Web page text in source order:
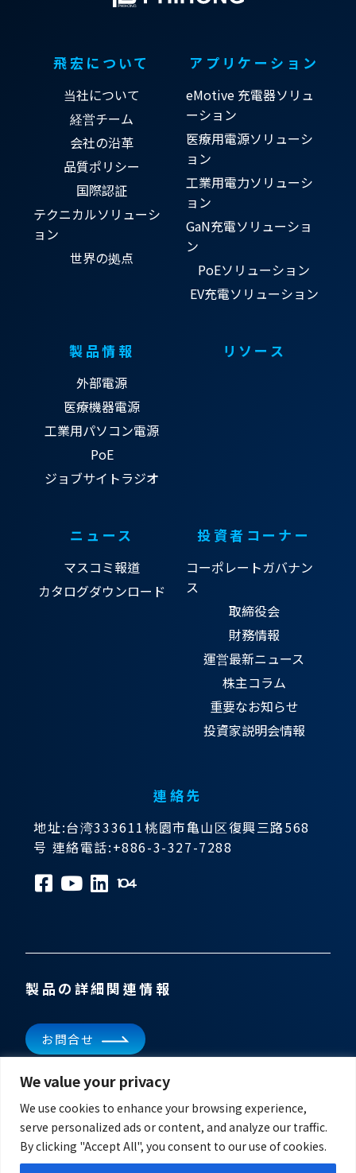
We value your privacy
We use cookies to enhance your browsing experience,
serve personalized ads or content, and analyze our traffic.
By clicking "Accept All", you consent to our use of cookies.
飛宏について
当社について
経営チーム
会社の沿革
品質ポリシー
国際認証
テクニカルソリューシ
ョン
世界の拠点
アプリケーション
eMotive 充電器ソリュ
ーション
医療用電源ソリューシ
ョン
工業用電力ソリューシ
ョン
GaN充電ソリューショ
ン
PoEソリューション
EV充電ソリューション
製品情報
外部電源
医療機器電源
工業用パソコン電源
PoE
ジョブサイトラジオ
リソース
ニュース
マスコミ報道
カタログダウンロード
投資者コーナー
コーポレートガバナン
ス
取締役会
財務情報
運営最新ニュース
株主コラム
重要なお知らせ
投資家説明会情報
連絡先
地址:台湾333611桃園市亀山区復興三路568
号 連絡電話:+886-3-327-7288
ニュースレターを購読
製品の詳細関連情報
お問合せ